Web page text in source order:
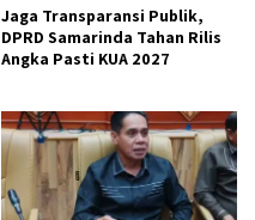
Jaga Transparansi Publik,
DPRD Samarinda Tahan Rilis
Angka Pasti KUA 2027